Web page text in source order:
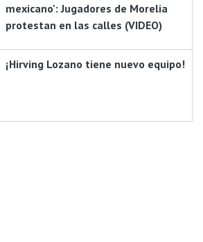
mexicano': Jugadores de Morelia
protestan en las calles (VIDEO)
¡Hirving Lozano tiene nuevo equipo!